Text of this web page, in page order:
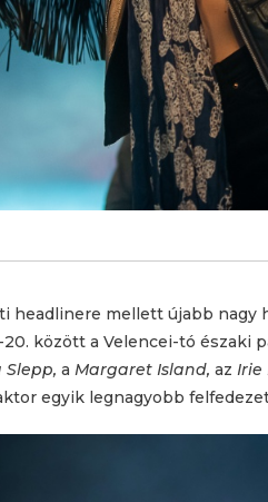
headlinere mellett újabb nagy
20. között a Velencei-tó északi
Slepp, a Margaret Island, az Irie
egyik legnagyobb